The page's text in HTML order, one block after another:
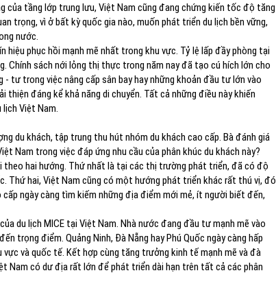
của tầng lớp trung lưu, Việt Nam cũng đang chứng kiến tốc độ tăng
trọng, vì ở bất kỳ quốc gia nào, muốn phát triển du lịch bền vững,
nước.
phục hồi mạnh mẽ nhất trong khu vực. Tỷ lệ lấp đầy phòng tại
Chính sách nới lỏng thị thực trong năm nay đã tạo cú hích lớn cho
tư trong việc nâng cấp sân bay hay những khoản đầu tư lớn vào
đáng kể khả năng di chuyển. Tất cả những điều này khiến
lịch Việt Nam.
du khách, tập trung thu hút nhóm du khách cao cấp. Bà đánh giá
Nam trong việc đáp ứng nhu cầu của phân khúc du khách này?
theo hai hướng. Thứ nhất là tại các thị trường phát triển, đã có độ
Thứ hai, Việt Nam cũng có một hướng phát triển khác rất thú vị, đó
ngày càng tìm kiếm những địa điểm mới mẻ, ít người biết đến,
du lịch MICE tại Việt Nam. Nhà nước đang đầu tư mạnh mẽ vào
trọng điểm. Quảng Ninh, Đà Nẵng hay Phú Quốc ngày càng hấp
và quốc tế. Kết hợp cùng tăng trưởng kinh tế mạnh mẽ và đà
Nam có dư địa rất lớn để phát triển dài hạn trên tất cả các phân